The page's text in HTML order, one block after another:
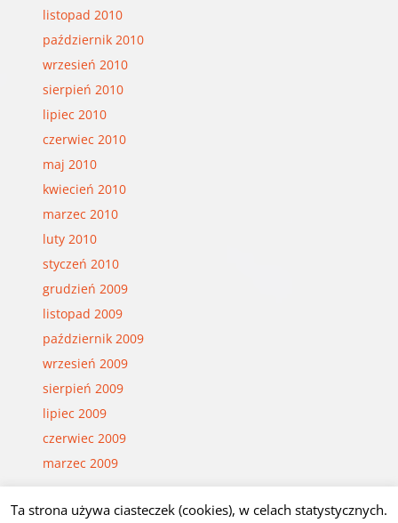
listopad 2010
październik 2010
wrzesień 2010
sierpień 2010
lipiec 2010
czerwiec 2010
maj 2010
kwiecień 2010
marzec 2010
luty 2010
styczeń 2010
grudzień 2009
listopad 2009
październik 2009
wrzesień 2009
sierpień 2009
lipiec 2009
czerwiec 2009
marzec 2009
Ta strona używa ciasteczek (cookies), w celach statystycznych.